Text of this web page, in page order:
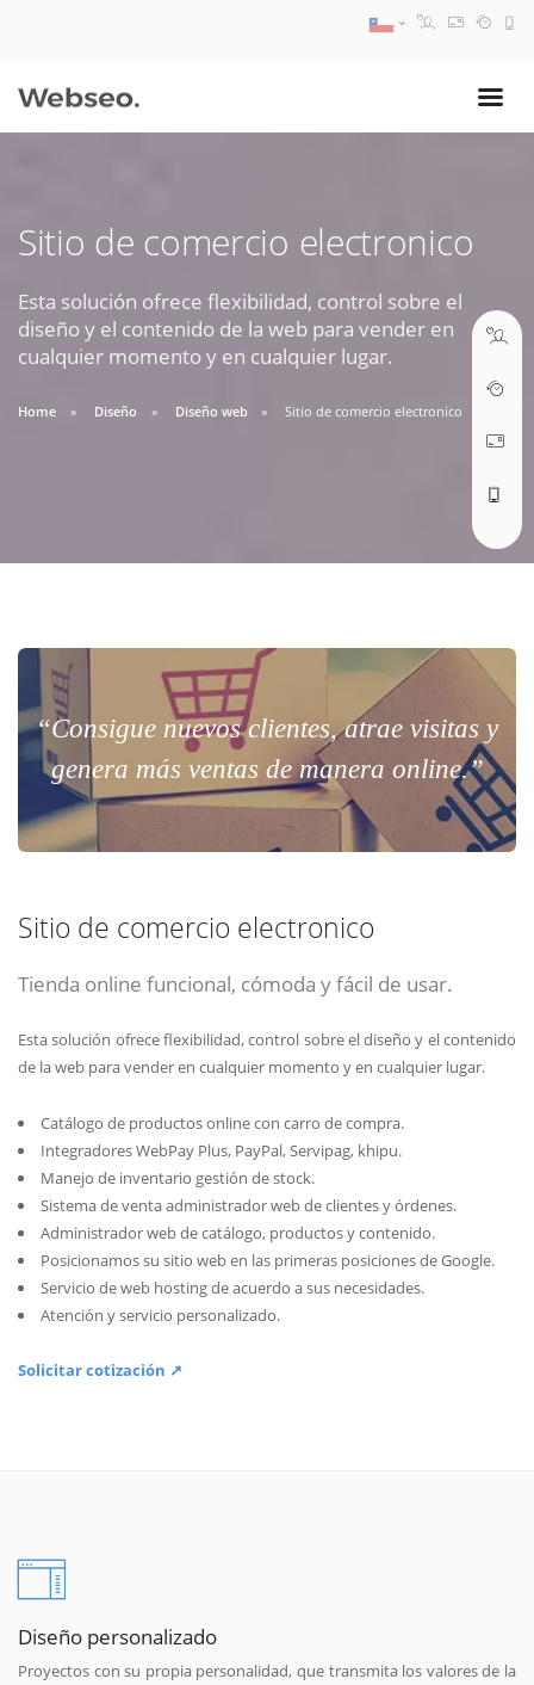
Sitio de comercio electronico
Esta solución ofrece flexibilidad, control sobre el
diseño y el contenido de la web para vender en
cualquier momento y en cualquier lugar.
Home Diseño Diseño web Sitio de comercio electronico
“Consigue nuevos clientes, atrae visitas y
genera más ventas de manera online.”
Sitio de comercio electronico
Tienda online funcional, cómoda y fácil de usar.
Esta solución ofrece flexibilidad, control sobre el diseño y el contenido
de la web para vender en cualquier momento y en cualquier lugar.
Catálogo de productos online con carro de compra.
Integradores WebPay Plus, PayPal, Servipag, khipu.
Manejo de inventario gestión de stock.
Sistema de venta administrador web de clientes y órdenes.
Administrador web de catálogo, productos y contenido.
Posicionamos su sitio web en las primeras posiciones de Google.
Servicio de web hosting de acuerdo a sus necesidades.
Atención y servicio personalizado.
Solicitar cotización ↗
Diseño personalizado
Proyectos con su propia personalidad, que transmita los valores de la
09:30 AM A 18:30 PM
soporte@webseo.cl
ABRIR TICKET